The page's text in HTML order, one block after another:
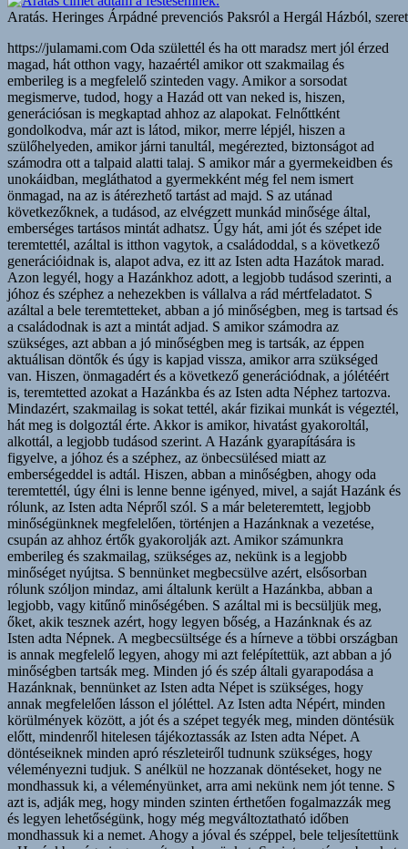
Aratás. Heringes Árpádné prevenciós Paksról a Hergál Házból,
https://julamami.com Oda születtél és ha ott maradsz mert jól érzed magad, hát otthon vagy, hazaértél amikor ott szakmailag és emberileg is a megfelelő szinteden vagy. Amikor a sorsodat megismerve, tudod, hogy a Hazád ott van neked is, hiszen, generációsan is megkaptad ahhoz az alapokat. Felnőttként gondolkodva, már azt is látod, mikor, merre lépjél, hiszen a szülőhelyeden, amikor járni tanultál, megérezted, biztonságot ad számodra ott a talpaid alatti talaj. S amikor már a gyermekeidben és unokáidban, megláthatod a gyermekként még fel nem ismert önmagad, na az is átérezhető tartást ad majd. S az utánad következőknek, a tudásod, az elvégzett munkád minősége által, emberséges tartásos mintát adhatsz. Úgy hát, ami jót és szépet ide teremtettél, azáltal is itthon vagytok, a családoddal, s a következő generációidnak is, alapot adva, ez itt az Isten adta Hazátok marad. Azon legyél, hogy a Hazánkhoz adott, a legjobb tudásod szerinti, a jóhoz és széphez a nehezekben is vállalva a rád mértfeladatot. S azáltal a bele teremtetteket, abban a jó minőségben, meg is tartsad és a családodnak is azt a mintát adjad. S amikor számodra az szükséges, azt abban a jó minőségben meg is tartsák, az éppen aktuálisan döntők és úgy is kapjad vissza, amikor arra szükséged van. Hiszen, önmagadért és a következő generációdnak, a jólétéért is, teremtetted azokat a Hazánkba és az Isten adta Néphez tartozva. Mindazért, szakmailag is sokat tettél, akár fizikai munkát is végeztél, hát meg is dolgoztál érte. Akkor is amikor, hivatást gyakoroltál, alkottál, a legjobb tudásod szerint. A Hazánk gyarapítására is figyelve, a jóhoz és a széphez, az önbecsülésed miatt az emberségeddel is adtál. Hiszen, abban a minőségben, ahogy oda teremtettél, úgy élni is lenne benne igényed, mivel, a saját Hazánk és rólunk, az Isten adta Népről szól. S a már beleteremtett, legjobb minőségünknek megfelelően, történjen a Hazánknak a vezetése, csupán az ahhoz értők gyakorolják azt. Amikor számunkra emberileg és szakmailag, szükséges az, nekünk is a legjobb minőséget nyújtsa. S bennünket megbecsülve azért, elsősorban rólunk szóljon mindaz, ami általunk került a Hazánkba, abban a legjobb, vagy kitűnő minőségében. S azáltal mi is becsüljük meg, őket, akik tesznek azért, hogy legyen bőség, a Hazánknak és az Isten adta Népnek. A megbecsültsége és a hírneve a többi országban is annak megfelelő legyen, ahogy mi azt felépítettük, azt abban a jó minőségben tartsák meg. Minden jó és szép általi gyarapodása a Hazánknak, bennünket az Isten adta Népet is szükséges, hogy annak megfelelően lásson el jóléttel. Az Isten adta Népért, minden körülmények között, a jót és a szépet tegyék meg, minden döntésük előtt, mindenről hitelesen tájékoztassák az Isten adta Népet. A döntéseiknek minden apró részleteiről tudnunk szükséges, hogy véleményezni tudjuk. S anélkül ne hozzanak döntéseket, hogy ne mondhassuk ki, a véleményünket, arra ami nekünk nem jót tenne. S azt is, adják meg, hogy minden szinten érthetően fogalmazzák meg és legyen lehetőségünk, hogy még megváltoztatható időben mondhassuk ki a nemet. Ahogy a jóval és széppel, bele teljesítettünk a Hazánkba, úgy is gyarapítson bennünket. S mint magánembereket bennünket is, a Hazánknak a gyarapodása által, azon a jó szinten tartson, a megérdemelt jólétünket biztosítsa. Ne magukat szolgálják ki, kérdezzék meg az Isten adta Népet és tudjuk adni a beleegyezésünket, ahhoz, hogy a megjelölt összegek közül, mekkora fizetést szavazzunk meg számukra. Ah, ha igyekeztél, az elvégzett, jó minőségű munkáddal, biztosítottad, a családodnak, a jó minőségű, megélhetését, azáltal is adtál bele a Hazánkba. Legyen megfelelő összege a nyugdíjnak ahhoz, hogy meg tudjunk élni belőle, tudjon róla az Isten adta Nép, hogy dönthessen még fiatalkorában róla. S aki még azon felül szeretné a nyugdíjának az összegét fokozni, tegyen azért külön bele a valamit, ami különleges és hitelesen nevesítő a Hazánkra. A gyermekeidnek, az életkoruknak megfelelő önbecsülésüket, mindig a saját idejükben, a legjobb tudásod szerint igyekezz biztosítani.ű Ne legyen különbség a tiszteletnek, alapként megadásánál a kislányok és a kisfiúk között. Ah, ha vezetést vállaltál fel, az Isten adta Népről, a Hazánkról, a sorsukról minden körülmények között, az emberséges tartásod szerint és gondolkodva döntsél. Amikor szükséges az előre megbeszéltek szerint, s azon túl is, velünk az Isten adta Néppel megbeszélteknek megfelelően, véleményezzél. Ne bízd azt másra, a családodon belül sem és a baráti körödben se, minden körülmények között, emberségesen és gondolkodó felelős vezetőként cselekedjél. S az Isten adta Népnek az alapban megjár, hogy a legjobb tudásod szerint, igyekezz, azt az alapjuknak biztosítani, ami az életük során az elérhető legjobb jólétüket jelenti. S arról biztosítsad az Isten adta Népet, hogy azt, amire akkor a legjobb tudásod szerint, képes vagy, az Isten adta Népnek is az elértjüknek megfelelő jó és kitűnő szintjén meg is történik. Azon legyél, hogy az életkoruknak megfelelő saját idejükben, ahhoz, tudjanak a tehetségünkből eredő tudásukkal, maguk is a jót és a szépet adni. S amikor majd már önmagukért is tudnak tenni, adjátok össze a tudásotokat. Többféle szinten lévőkkel beszéljétek át, s tudjatok arról, hogy mire van akkor éppen igénye, az Isten adta Népnek. Mindegyik döntő, az akkori saját legjobb tudását adhassa hozzá. Azáltal is átérezhesse, mit jelent számára az Isten adta Népnek a sikere. A saját döntése legyen, hogy mikor ad bele abba és mennyit tud akkor adni. Amiből majd amikor szüksége lesz arra, biztos lehet benne, hogy ugyanabban a minőségben azt ki is veheti. Amíg gyermekeknek bizonyulnak, ne várj tőlük felnőtt döntést és ne úgy ítéld meg őket. Ameddig legyél választ adó a kérdéseikre, amíg nagy szükség van ott rád, mint aki adni tud oda. Azáltal is érezzék, a tiszteletet, szeretetet és a biztonságot nyújtó törődést. A szülői felelősséget addig igyekezz a saját szinteden erősíteni, amíg arra szükség lesz. Úgy, hogy ne ess túlzásokba, az érintettek számára életszerű legyen az is. Ah, amíg ők maguk nem képesek arra, szülőként magad szerint, felvállalva azt tedd azt amire számukra ahhoz szükségük van. Ami szerinted és szerintük, a jó nevelésüket, gondolkodva biztosítani tudja, add meg időben, ne csupán szívesen és lelkesen. Hiszen közben, az önismeretük a helyére kerülhet általa és rátalálhatnak a racionális oldalukra. S azáltal is a családért és a Hazáért is képesek lesznek, tartásos emberekké fejlődni és úgy is teljesíteni. A szakmáddal, a szerinted teljesíthető jó munkaminőségeddel, a hivatásodat, emberségesen, hitelesen, gyakoroljad. Úgy azt a Hazánknak az emberséges formában maradásának a megtartásához, szerintem már hozzá is adtad. Miközben, tehetségből eredően, alkottál, az emberek által, az a gyakorlatban is megtapasztalva, hitelesítve lett. Amit feltaláltál és már összefüggésében látsz, azáltal, magad is, fejlődsz, amikor abból a szolgáltatásoddal adsz. S a Hazánkat is hitelesen nevesíted, mind azok által, akkor is ha nehezített az utad azáltal. Mert ha annak amit megteremtettél, a jóban és szépben alkalmazni igyekszel és azáltal a hitelességére is ügyelve élsz, kiemel az téged éppen a saját idődben. Helyén kezeled majd azt, hogy a szinteden meg is maradhatsz. S ahhoz képest fejlesztheted magadat, úgy az emberi méltóságodat megtartva élsz majd. S magad szerint tartásos emberré válsz, ha azt adtad, akár napi szinten is, amit, a legjobb tudásod szerint, akkor éppen tudtál. A saját Hazádban vagy már, ha bele adod azt, ami oda jár, mert adni születtünk mindannyian. S magad is, a családodnak, a talpuk alatti talajnak, mint a saját idejükben, a sorsukat építőknek, az alapjuknak szántál, az akkor azok által is, hasznukra lesz már. Az adni tudásnak az örömét megismerik, túlzásba nem viszik, hát át is vehetik és tovább is vihetik, az arra már éppen, emberileg is érett sarjaid. Azután, eljön az ideje annak, hogy a saját sorsukban, már a tudásukkal és az emberségükkel egy szinten vannak. Nem hagyják el az Isten adta Népet, magát a Hazát végleg. Hanem itt építik fel azt a minőségű életet, amit generációsan és a sorsuk szerint megérdemelnek. Annak az építésével lesz sikerélményük, adnak hozzá, hiszen, szerintem, adni születtünk és ide bele a saját Hazánkba és mindannyian. Szerintem, a Hazánkba adva, a saját idejében, hazaszeretővé is válhat, aki ide született. S akik meg a hovatartozásuk miatt érkeznek a Hazájukba tartozónak érezve magukat. S otthon is lehetnek mert bele is teremtenek, azzal megteremthetik azt az emberi minőségüket, ami által végleg, tisztelhetők lesznek itt. Eljutnak odáig, hogy ide teremtve, ugyan miért kívánnának elköltözni innen. Szerintem, inkább a megélik a nehezek, mint akik itt születtek. S az a hozzáértő vezetőket, emberileg és szakmailag is gondolkodásra készteti. Hiszen akkorra már ide születtek a gyermekeik, akik megalapozhatják a következő generációknak is, az eredetileg a Hazánkhoz tartozásukat. Kimondhatják, hogy akarnak -e ide úgy tartozni, hogy elsősorban, hozzánk tartozóknak mondják magukat. Hiszen adok - kapok, a jóból és szépből, hát szerintem, azáltal is, az egészséges körforgásban maradni igyekszünk. S azzal, tartást is adunk a Hazánkhoz mindannyian, emberségből vizsgáznak most a másokat utánzók. S fokozatosan, a saját emberi értékeinket erősítve élünk. A jó minőségű életünket, felépíteni igyekszünk, a saját életritmusunkban és tudásuknak megfelelően. S a továbbiakban is, figyelni szükséges a belső kontrollunknak az emberséges saját vizsgáinkra. Mert az emberséges és vagy a szakmai érettségünknek megfelelően tudunk dönteni. S mindezek mellett, a lelkiismeretünknek, a saját időnkben való figyelmeztetésére figyelve élünk. Azáltal is tartásosan élve, bármennyire is nehéz, nem fordulunk ki, se a álmaink megvalósításáért, sem a nagy pénzé